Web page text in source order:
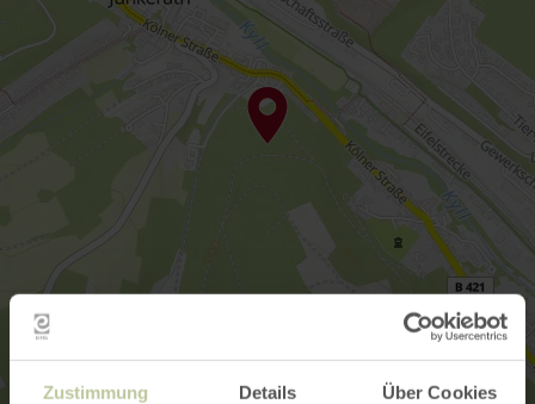
Zustimmung Details Über Cookies